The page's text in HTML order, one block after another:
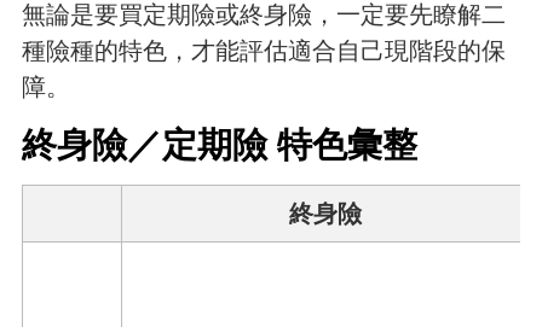
無論是要買定期險或終身險，一定要先瞭解二
種險種的特色，才能評估適合自己現階段的保
障。
終身險／定期險 特色彙整
終身險